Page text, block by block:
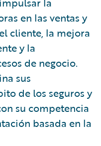
en las ventas y
cliente, la mejora
y la
de negocio.
sus
de los seguros y
su competencia
basada en la